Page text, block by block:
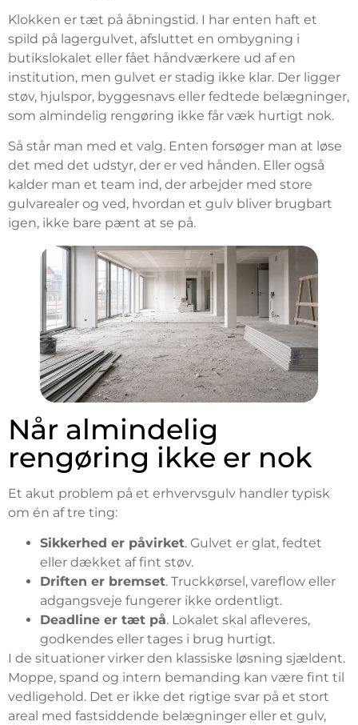
Klokken er tæt på åbningstid. I har enten haft et
spild på lagergulvet, afsluttet en ombygning i
butikslokalet eller fået håndværkere ud af en
institution, men gulvet er stadig ikke klar. Der ligger
støv, hjulspor, byggesnavs eller fedtede belægninger,
som almindelig rengøring ikke får væk hurtigt nok.
Så står man med et valg. Enten forsøger man at løse
det med det udstyr, der er ved hånden. Eller også
kalder man et team ind, der arbejder med store
gulvarealer og ved, hvordan et gulv bliver brugbart
igen, ikke bare pænt at se på.
Når almindelig
rengøring ikke er nok
Et akut problem på et erhvervsgulv handler typisk
om én af tre ting:
Sikkerhed er påvirket. Gulvet er glat, fedtet
eller dækket af fint støv.
Driften er bremset. Truckkørsel, vareflow eller
adgangsveje fungerer ikke ordentligt.
Deadline er tæt på. Lokalet skal afleveres,
godkendes eller tages i brug hurtigt.
I de situationer virker den klassiske løsning sjældent.
Moppe, spand og intern bemanding kan være fint til
vedligehold. Det er ikke det rigtige svar på et stort
areal med fastsiddende belægninger eller et gulv,